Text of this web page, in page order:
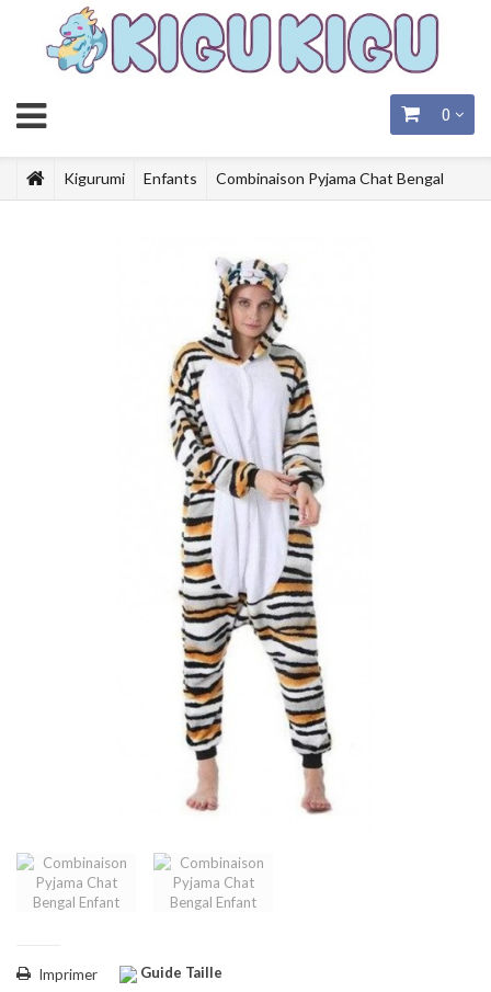
0
Kigurumi Enfants Combinaison Pyjama Chat Bengal
Guide Taille
Imprimer